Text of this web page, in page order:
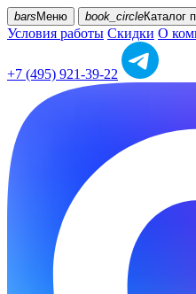
bars Меню book_circleКаталог
Условия работы Скидки О
+7 (495) 921-39-22